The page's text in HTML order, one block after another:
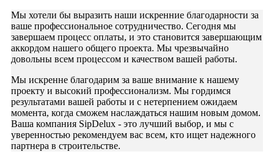
Мы хотели бы выразить наши искренние благодарности за
ваше профессиональное сотрудничество. Сегодня мы
завершаем процесс оплаты, и это становится завершающим
аккордом нашего общего проекта. Мы чрезвычайно
довольны всем процессом и качеством вашей работы.
Мы искренне благодарим за ваше внимание к нашему
проекту и высокий профессионализм. Мы гордимся
результатами вашей работы и с нетерпением ожидаем
момента, когда сможем наслаждаться нашим новым домом.
Ваша компания SipDelux - это лучший выбор, и мы с
уверенностью рекомендуем вас всем, кто ищет надежного
партнера в строительстве.